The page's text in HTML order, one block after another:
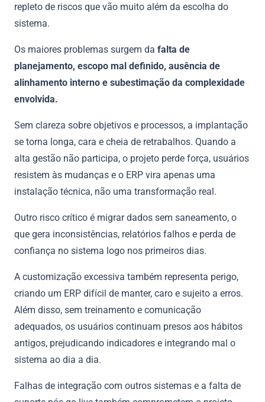
repleto de riscos que vão muito além da escolha do
sistema.
Os maiores problemas surgem da falta de
planejamento, escopo mal definido, ausência de
alinhamento interno e subestimação da complexidade
envolvida.
Sem clareza sobre objetivos e processos, a implantação
se torna longa, cara e cheia de retrabalhos. Quando a
alta gestão não participa, o projeto perde força, usuários
resistem às mudanças e o ERP vira apenas uma
instalação técnica, não uma transformação real.
Outro risco crítico é migrar dados sem saneamento, o
que gera inconsistências, relatórios falhos e perda de
confiança no sistema logo nos primeiros dias.
A customização excessiva também representa perigo,
criando um ERP difícil de manter, caro e sujeito a erros.
Além disso, sem treinamento e comunicação
adequados, os usuários continuam presos aos hábitos
antigos, prejudicando indicadores e integrando mal o
sistema ao dia a dia.
Falhas de integração com outros sistemas e a falta de